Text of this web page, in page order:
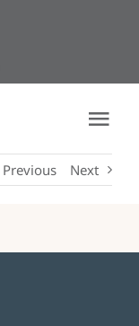
Previous Next